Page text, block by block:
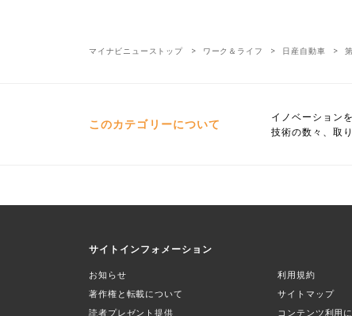
マイナビニューストップ ワーク＆ライフ 日産自動車
このカテゴリーについて
イノベーション
技術の数々、取
サイトインフォメーション
お知らせ 利用規約
著作権と転載について
サイトマップ
読者プレゼント提供
コンテンツ利用